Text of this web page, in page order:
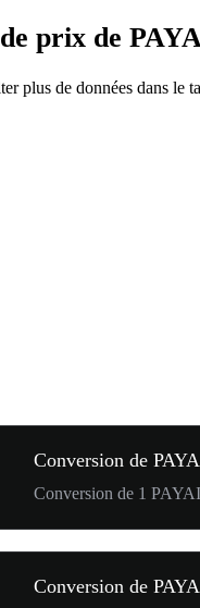
prix de
plus de données dans le
Conversion de
Conversion de 1
Conversion de